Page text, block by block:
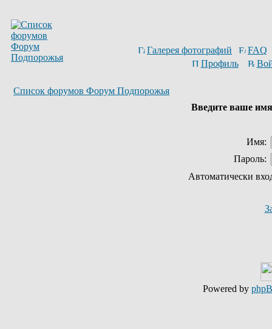
Галерея фотографий
FAQ
Профиль
Список форумов Форум Подпорожья
Введите ваше
Имя:
Пароль:
Автоматически
Powered by